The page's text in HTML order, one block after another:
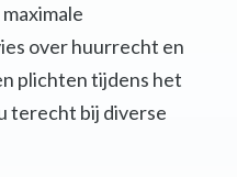
over huurrecht en
plichten tijdens het
terecht bij diverse